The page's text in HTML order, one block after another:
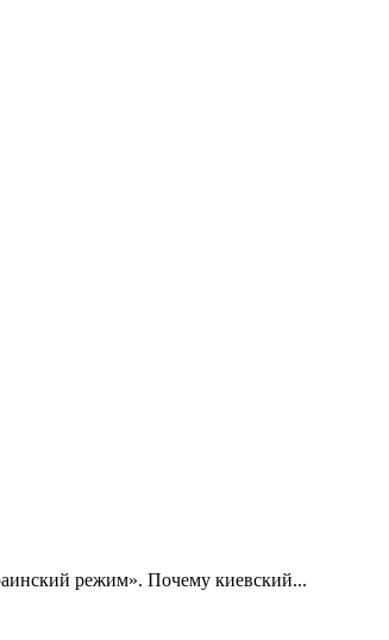
режим». Почему киевский...